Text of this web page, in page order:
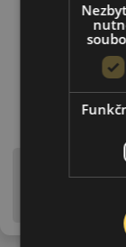
Upozornění!
is EU štítky ve